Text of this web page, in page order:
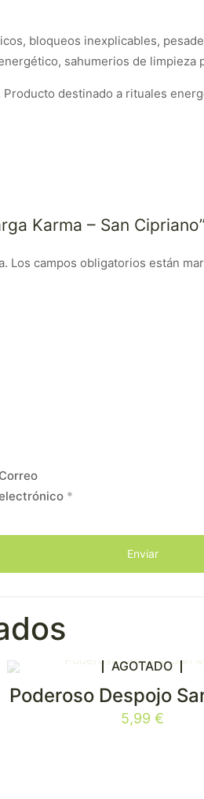
bloqueos inexplicables,
sahumerios de limpieza
destinado a rituales
Karma – San Cipriano”
Los campos obligatorios están
Correo
*
AGOTADO
Poderoso Despojo
5,99 €